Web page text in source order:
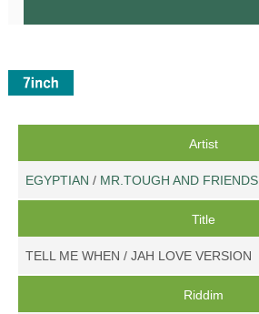
Artist
EGYPTIAN / MR.TOUGH AND FRIENDS
Title
TELL ME WHEN / JAH LOVE VERSION
Riddim